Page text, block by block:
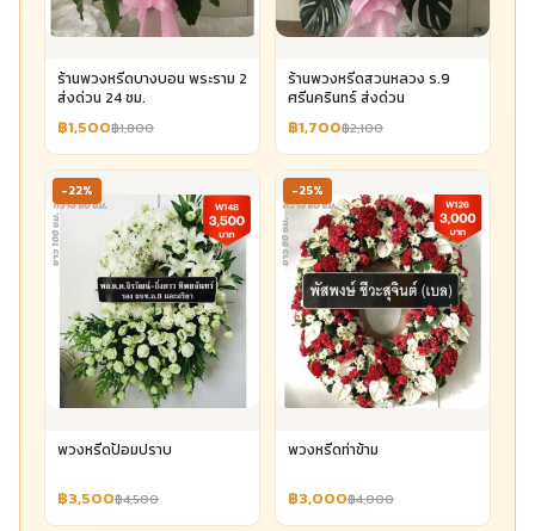
ร้านพวงหรีดบางบอน พระราม 2
ส่งด่วน 24 ชม.
฿1,500฿1,800
ร้านพวงหรีดสวนหลวง ร.9
ศรีนครินทร์ ส่งด่วน
฿1,700฿2,100
-22%
พวงหรีดป้อมปราบ
฿3,500฿4,500
-25%
พวงหรีดท่าข้าม
฿3,000฿4,000